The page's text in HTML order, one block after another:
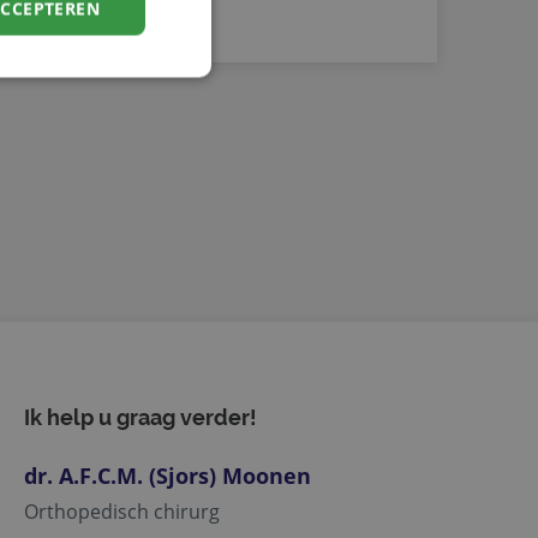
Ik help u graag verder!
dr. A.F.C.M. (Sjors) Moonen
Orthopedisch chirurg
en
is het behouden
tussen pagina's.
Script.com-
te
Script.com is